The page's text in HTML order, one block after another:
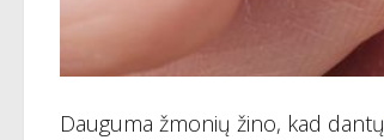
Dauguma žmonių žino, kad dantų